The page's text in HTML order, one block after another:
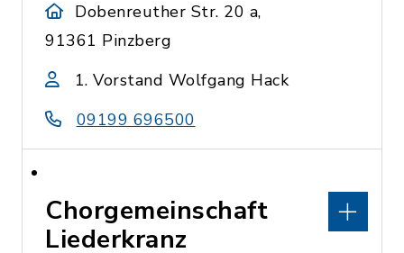
Dobenreuther Str. 20 a,
91361 Pinzberg
1. Vorstand Wolfgang Hack
09199 696500
Chorgemeinschaft
Liederkranz